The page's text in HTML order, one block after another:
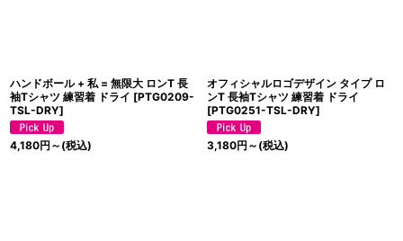
ハンドボール + 私 = 無限大 ロンT 長
袖Tシャツ 練習着 ドライ [PTG0209-
TSL-DRY]
4,180円 ～ (税込)
オフィシャルロゴデザイン タイプ ロ
ンT 長袖Tシャツ 練習着 ドライ
[PTG0251-TSL-DRY]
3,180円 ～ (税込)